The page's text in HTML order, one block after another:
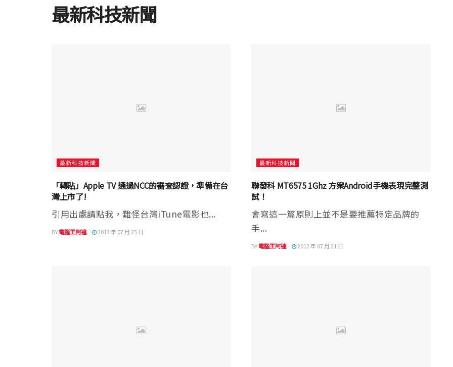
最新科技新聞
最新科技新聞
「轉貼」Apple TV 通過NCC的審查認證，準備在台
灣上市了!
引用出處請點我，難怪台灣iTune電影也...
BY電腦王阿達 2012 年 07 月 25 日
最新科技新聞
聯發科 MT6575 1Ghz 方案Android手機表現完整測
試！
會寫這一篇原則上並不是要推薦特定品牌的
手...
BY電腦王阿達 2012 年 07 月 21 日